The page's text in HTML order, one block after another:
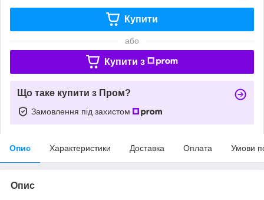
Купити
або
Купити з
Що таке купити з Пром?
Замовлення під захистом
Опис Характеристики Доставка Оплата Умови
Опис